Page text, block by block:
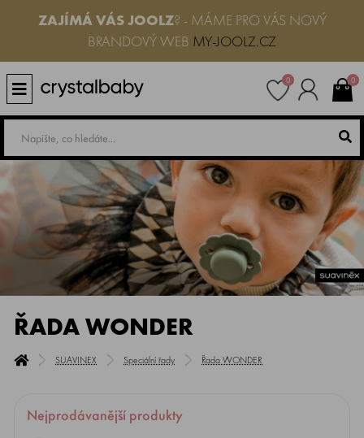
ZAJÍMÁ VÁS JOOLZ? - MÁME PRO VÁS NOVÝ
BRANDOVÝ WEB MY-JOOLZ.CZ
0 0
ŘADA WONDER
SUAVINEX Speciální řady Řada WONDER
Nejprodávanější produkty